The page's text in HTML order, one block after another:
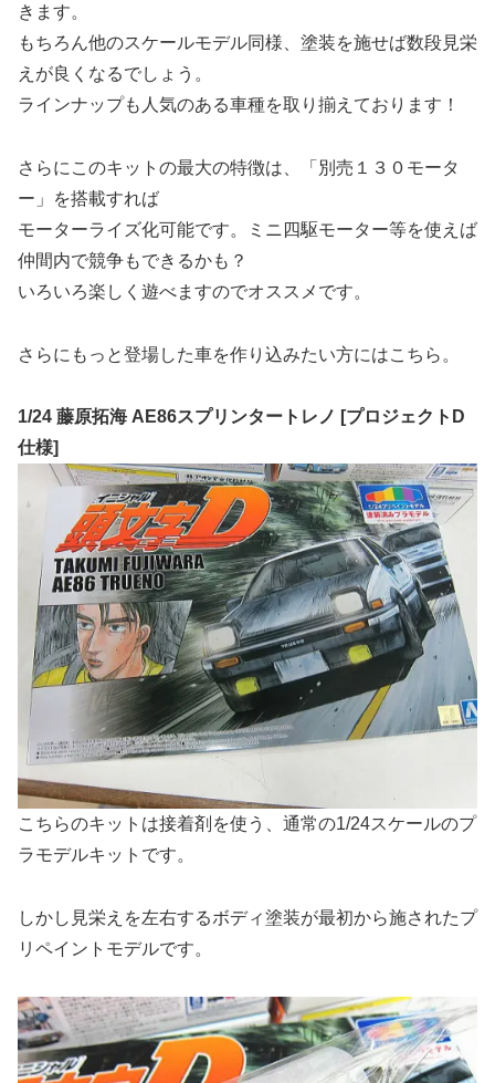
きます。
もちろん他のスケールモデル同様、塗装を施せば数段見栄
えが良くなるでしょう。
ラインナップも人気のある車種を取り揃えております！
さらにこのキットの最大の特徴は、「別売１３０モータ
ー」を搭載すれば
モーターライズ化可能です。ミニ四駆モーター等を使えば
仲間内で競争もできるかも？
いろいろ楽しく遊べますのでオススメです。
さらにもっと登場した車を作り込みたい方にはこちら。
1/24 藤原拓海 AE86スプリンタートレノ [プロジェクトD
仕様]
こちらのキットは接着剤を使う、通常の1/24スケールのプ
ラモデルキットです。
しかし見栄えを左右するボディ塗装が最初から施されたプ
リペイントモデルです。